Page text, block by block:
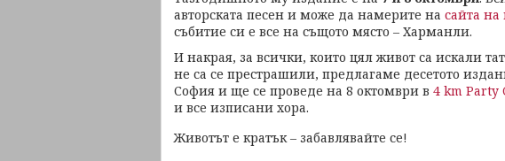
авторската песен и може да намерите на сайта на
събитие си е все на същото място – Харманли.
И накрая, за всички, които цял живот са искали
не са се престрашили, предлагаме десетото
София и ще се проведе на 8 октомври в 4 km Party
и все изписани хора.
Животът е кратък – забавлявайте се!